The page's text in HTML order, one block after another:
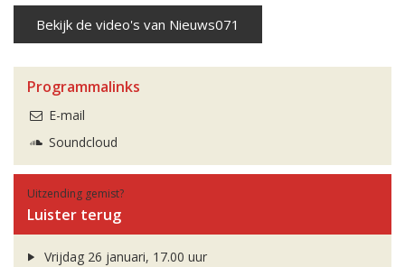
Bekijk de video's van Nieuws071
Programmalinks
E-mail
Soundcloud
Uitzending gemist?
Luister terug
Vrijdag 26 januari, 17.00 uur